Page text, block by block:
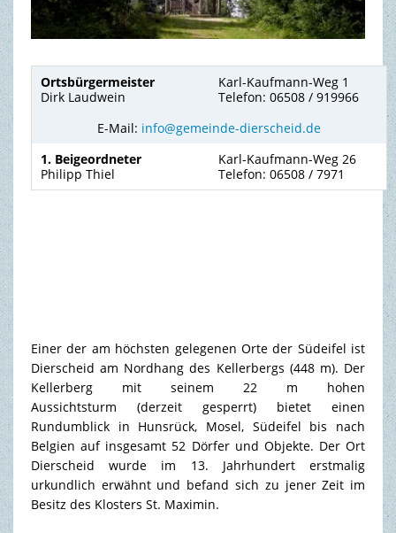
Ortsbürgermeister
Dirk Laudwein
Karl-Kaufmann-Weg 1
Telefon: 06508 / 919966
E-Mail: info@gemeinde-dierscheid.de
1. Beigeordneter
Philipp Thiel
Karl-Kaufmann-Weg 26
Telefon: 06508 / 7971
Einer der am höchsten gelegenen Orte der Südeifel ist
Dierscheid am Nordhang des Kellerbergs (448 m). Der
Kellerberg mit seinem 22 m hohen
Aussichtsturm (derzeit gesperrt) bietet einen
Rundumblick in Hunsrück, Mosel, Südeifel bis nach
Belgien auf insgesamt 52 Dörfer und Objekte. Der Ort
Dierscheid wurde im 13. Jahrhundert erstmalig
urkundlich erwähnt und befand sich zu jener Zeit im
Besitz des Klosters St. Maximin.